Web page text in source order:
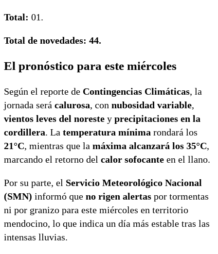
Total: 01.
Total de novedades: 44.
El pronóstico para este miércoles
Según el reporte de Contingencias Climáticas, la
jornada será calurosa, con nubosidad variable,
vientos leves del noreste y precipitaciones en la
cordillera. La temperatura mínima rondará los
21°C, mientras que la máxima alcanzará los 35°C,
marcando el retorno del calor sofocante en el llano.
Por su parte, el Servicio Meteorológico Nacional
(SMN) informó que no rigen alertas por tormentas
ni por granizo para este miércoles en territorio
mendocino, lo que indica un día más estable tras las
intensas lluvias.